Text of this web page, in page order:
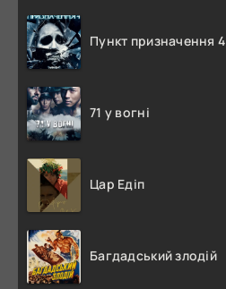
Пункт призначення 4
71 у вогні
Цар Едіп
Багдадський злодій